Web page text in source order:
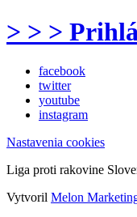
> > >
facebook
twitter
youtube
instagram
Nastavenia cookies
Liga proti rakovine
Vytvoril Melon